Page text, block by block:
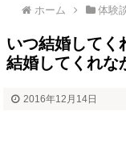
ホーム 体験
いつ結婚してく
結婚してくれな
2016年12月14日